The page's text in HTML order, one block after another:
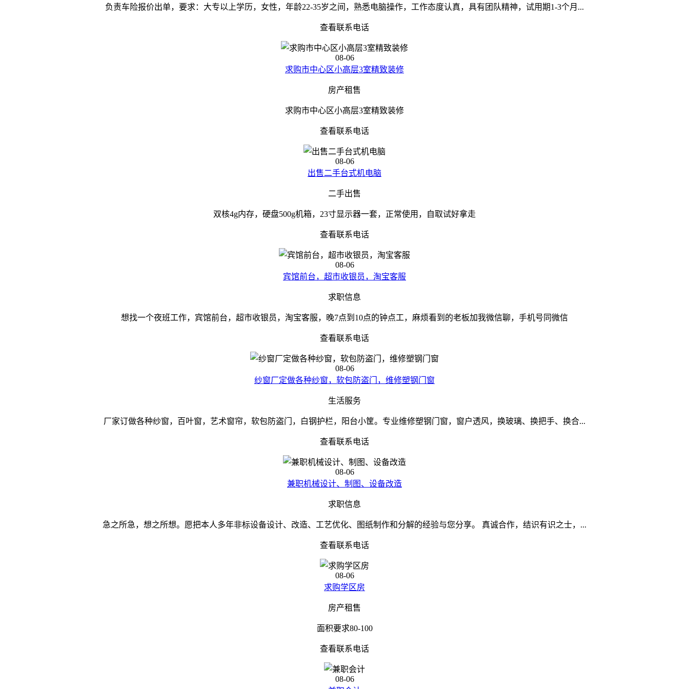
负责车险报价出单，要求：大专以上学历，女性，年龄22-35岁之间，熟悉电脑操作，工作态度认真，具有团队精神，试用期1-3个月...
查看联系电话
08-06
求购市中心区小高层3室精致装修
房产租售
求购市中心区小高层3室精致装修
查看联系电话
08-06
出售二手台式机电脑
二手出售
双核4g内存，硬盘500g机箱，23寸显示器一套，正常使用，自取试好拿走
查看联系电话
08-06
宾馆前台，超市收银员，淘宝客服
求职信息
想找一个夜班工作，宾馆前台，超市收银员，淘宝客服，晚7点到10点的钟点工，麻烦看到的老板加我微信聊，手机号同微信
查看联系电话
08-06
纱窗厂定做各种纱窗，软包防盗门，维修塑钢门窗
生活服务
厂家订做各种纱窗，百叶窗，艺术窗帘，软包防盗门，白钢护栏，阳台小筐。专业维修塑钢门窗，窗户透风，换玻璃、换把手、换合...
查看联系电话
08-06
兼职机械设计、制图、设备改造
求职信息
急之所急，想之所想。愿把本人多年非标设备设计、改造、工艺优化、图纸制作和分解的经验与您分享。 真诚合作，结识有识之士，...
查看联系电话
08-06
求购学区房
房产租售
面积要求80-100
查看联系电话
08-06